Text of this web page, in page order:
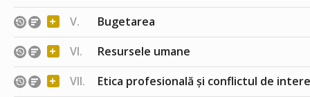
+ V. Bugetarea
+ VI. Resursele umane
+ VII. Etica profesională și conflictul de